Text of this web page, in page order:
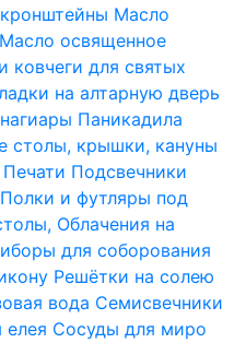
Масло
Масло освященное
для святых
на алтарную дверь
Паникадила
столы, крышки, кануны
Печати Подсвечники
Полки и футляры под
Облачения на
для соборования
Решётки на солею
вода Семисвечники
елея Сосуды для миро